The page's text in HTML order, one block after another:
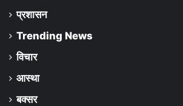
प्रशासन
Trending News
विचार
आस्था
बक्सर